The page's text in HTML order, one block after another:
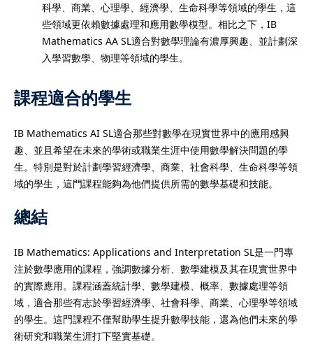
科學、商業、心理學、經濟學、生命科學等領域的學生，這
些領域更依賴數據處理和應用數學模型。相比之下，IB
Mathematics AA SL適合對數學理論有濃厚興趣、並計劃深
入學習數學、物理等領域的學生。
課程適合的學生
IB Mathematics AI SL適合那些對數學在現實世界中的應用感興
趣、並且希望在未來的學術或職業生涯中使用數學解決問題的學
生。特別是對於計劃學習經濟學、商業、社會科學、生命科學等領
域的學生，這門課程能夠為他們提供所需的數學基礎和技能。
總結
IB Mathematics: Applications and Interpretation SL是一門專
注於數學應用的課程，強調數據分析、數學建模及其在現實世界中
的實際應用。課程涵蓋統計學、數學建模、概率、數據處理等領
域，適合那些有志於學習經濟學、社會科學、商業、心理學等領域
的學生。這門課程不僅幫助學生提升數學技能，還為他們未來的學
術研究和職業生涯打下堅實基礎。